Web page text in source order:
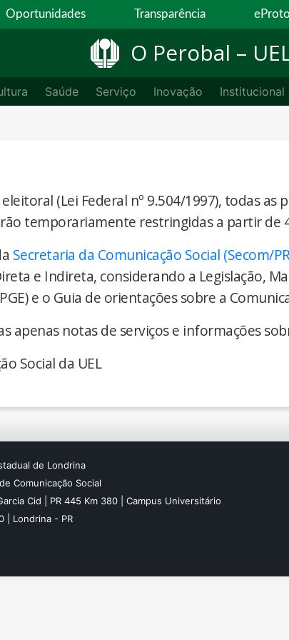
Oportunidades Transparência
O Perobal –
Saúde Serviço Inovação Institucional
(Lei Federal nº 9.504/1997), todas as
temporariamente restringidas a partir de
Secretaria da Comunicação Social (Secom/
e Indireta, considerando a Legislação,
e o Guia de orientações sobre a
apenas notas de serviços e informações
Social da UEL
de Londrina
Comunicação Social
Cid | PR 445 Km 380 | Campus Universitário
| Londrina - PR